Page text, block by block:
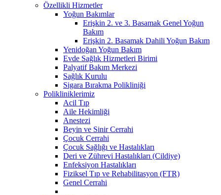
Özellikli Hizmetler
Yoğun Bakımlar
Erişkin 2. ve 3. Basamak Genel Yoğun
Bakım
Erişkin 2. Basamak Dahili Yoğun Bakım
Yenidoğan Yoğun Bakım
Evde Sağlık Hizmetleri Birimi
Palyatif Bakım Merkezi
Sağlık Kurulu
Sigara Bırakma Polikliniği
Polikliniklerimiz
Acil Tıp
Aile Hekimliği
Anestezi
Beyin ve Sinir Cerrahi
Çocuk Cerrahi
Çocuk Sağlığı ve Hastalıkları
Deri ve Zührevi Hastalıkları (Cildiye)
Enfeksiyon Hastalıkları
Fiziksel Tıp ve Rehabilitasyon (FTR)
Genel Cerrahi